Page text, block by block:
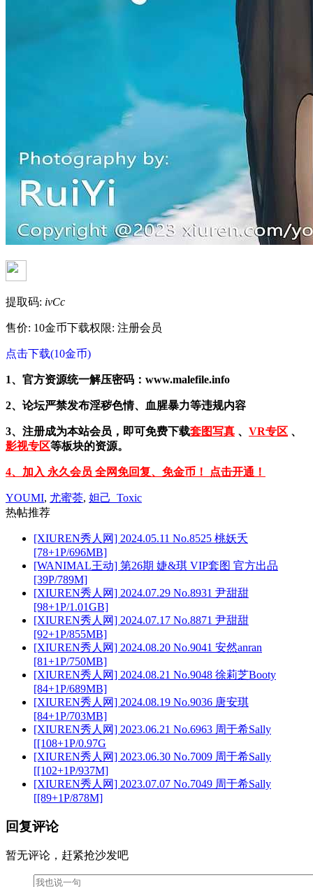
提取码: ivCc
售价: 10金币下载权限: 注册会员
点击下载(10金币)
1、官方资源统一解压密码：www.malefile.info
2、论坛严禁发布淫秽色情、血腥暴力等违规内容
3、注册成为本站会员，即可免费下载套图写真 、 VR专区 、
影视专区等板块的资源。
4、加入 永久会员 全网免回复、免金币！ 点击开通！
YOUMI, 尤蜜荟, 妲己_Toxic
热帖推荐
[XIUREN秀人网] 2024.05.11 No.8525 桃妖夭
[78+1P/696MB]
[WANIMAL王动] 第26期 婕&琪 VIP套图 官方出品
[39P/789M]
[XIUREN秀人网] 2024.07.29 No.8931 尹甜甜
[98+1P/1.01GB]
[XIUREN秀人网] 2024.07.17 No.8871 尹甜甜
[92+1P/855MB]
[XIUREN秀人网] 2024.08.20 No.9041 安然anran
[81+1P/750MB]
[XIUREN秀人网] 2024.08.21 No.9048 徐莉芝Booty
[84+1P/689MB]
[XIUREN秀人网] 2024.08.19 No.9036 唐安琪
[84+1P/703MB]
[XIUREN秀人网] 2023.06.21 No.6963 周于希Sally
[[108+1P/0.97G
[XIUREN秀人网] 2023.06.30 No.7009 周于希Sally
[[102+1P/937M]
[XIUREN秀人网] 2023.07.07 No.7049 周于希Sally
[[89+1P/878M]
回复评论
暂无评论，赶紧抢沙发吧